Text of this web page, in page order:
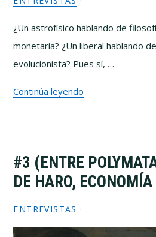
¿Un astrofísico hablando de
monetaria? ¿Un liberal hablando
evolucionista? Pues sí, …
Continúa leyendo
#3 (ENTRE
DE HARO,
ENTREVISTAS ·